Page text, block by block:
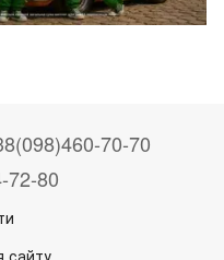
70-70
72-80
сайту